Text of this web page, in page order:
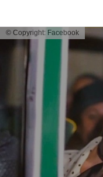
© Copyright: Facebook